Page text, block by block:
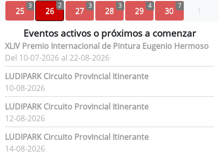
25 3 26
2
27 3 28 3 29 4 30 7 1
Eventos activos o próximos a comenzar
XLIV Premio Internacional de Pintura Eugenio Hermoso
Del 10-07-2026 al 22-08-2026
LUDIPARK Circuito Provincial Itinerante
10-08-2026
LUDIPARK Circuito Provincial Itinerante
12-08-2026
LUDIPARK Circuito Provincial Itinerante
14-08-2026